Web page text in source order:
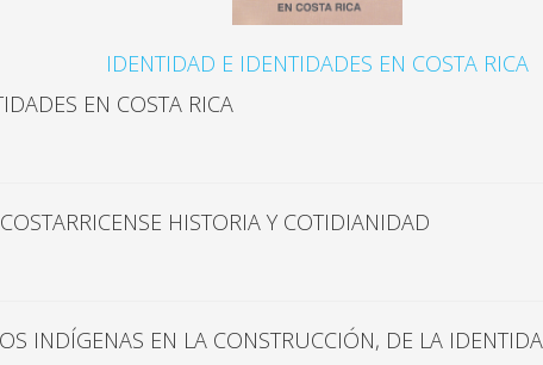
IDENTIDAD E IDENTIDADES EN COSTA RICA
EN COSTA RICA
HISTORIA Y COTIDIANIDAD
INDÍGENAS EN LA CONSTRUCCIÓN, DE LA